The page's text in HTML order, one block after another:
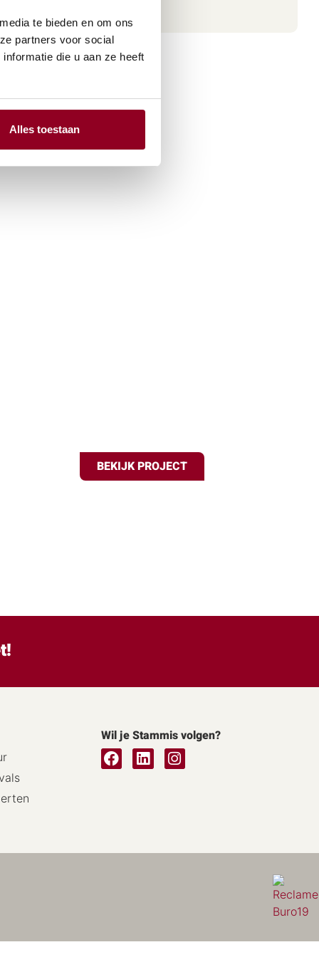
te bieden en om ons
partners voor social
die u aan ze heeft
Alles toestaan
BEKIJK PROJECT
Wil je Stammis volgen?